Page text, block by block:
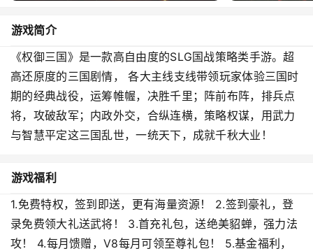
游戏简介
《权御三国》是一款高自由度的SLG国战策略类手游。超
高还原度的三国剧情， 各大主线支线带领玩家体验三国时
期的经典战役，运筹帷幄，决胜千里；阵前布阵，排兵点
将，攻破敌军；内政外交，合纵连横，策略权谋，用武力
与智慧平定这三国乱世，一统天下，成就千秋大业！
游戏福利
1.免费特权，签到即送，更有海量资源！ 2.签到豪礼，登
录免费领大礼送武将！ 3.首充礼包，送绝美貂蝉，强力法
攻！ 4.每月馈赠，V8每月可领至尊礼包！ 5.基金福利，